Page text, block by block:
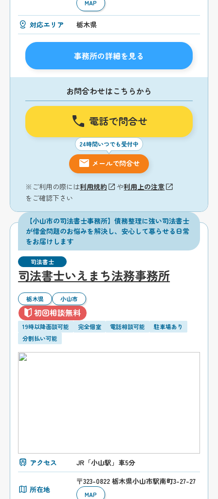
MAP
対応エリア 栃木県
事務所の詳細を見る
お問合わせはこちらから
電話で問合せ
24時間いつでも受付中
メールで問合せ
※ご利用の際には利用規約 や利用上の注意
をご確認下さい
【小山市の司法書士事務所】債務整理に強い司法書士
が借金問題のお悩みを解決し、安心して暮らせる日常
をお届けします
司法書士
司法書士いえまち法務事務所
栃木県 小山市
初回相談無料
19時以降面談可能 完全個室 電話相談可能
駐車場あり
分割払い可能
アクセス JR「小山駅」車5分
所在地
〒323-0822 栃木県小山市駅南町3-27-27
MAP